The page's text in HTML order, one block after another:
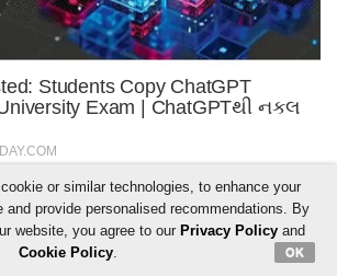
or similar technologies, to enhance your
and provide personalised recommendations. By
website, you agree to our Privacy Policyand
Cookie Policy. OK